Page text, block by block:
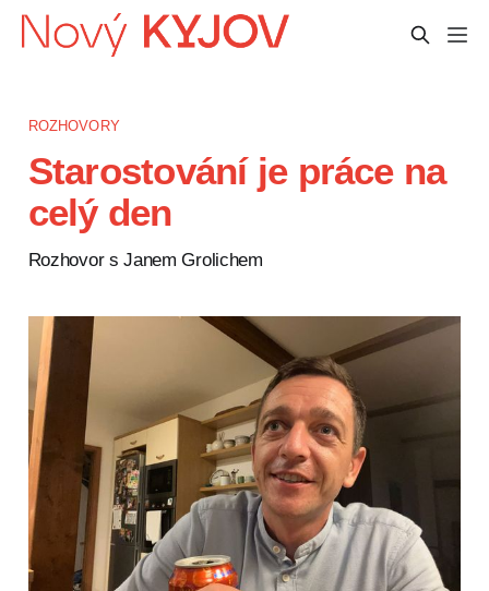
ROZHOVORY
Starostování je práce na
celý den
Rozhovor s Janem Grolichem